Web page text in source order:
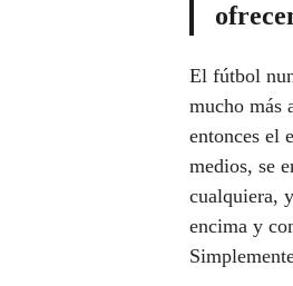
El fútbol
mucho más
entonces el
medios, se
cualquiera,
encima y